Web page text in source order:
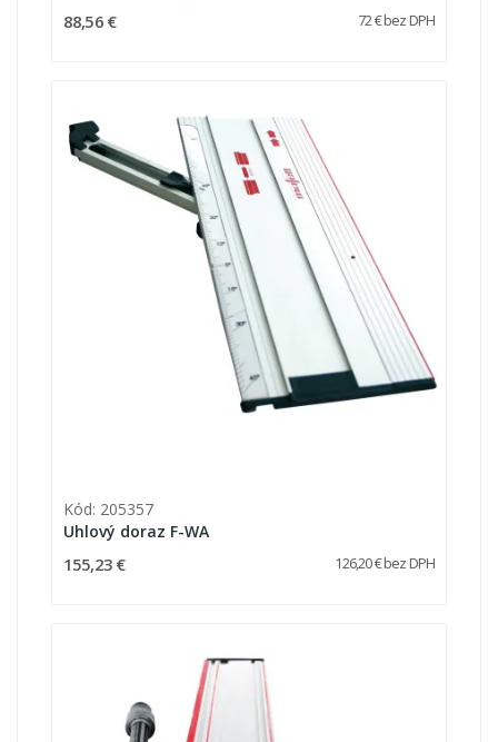
88,56 € 72 € bez DPH
Kód: 205357
Uhlový doraz F-WA
155,23 € 126,20 € bez DPH